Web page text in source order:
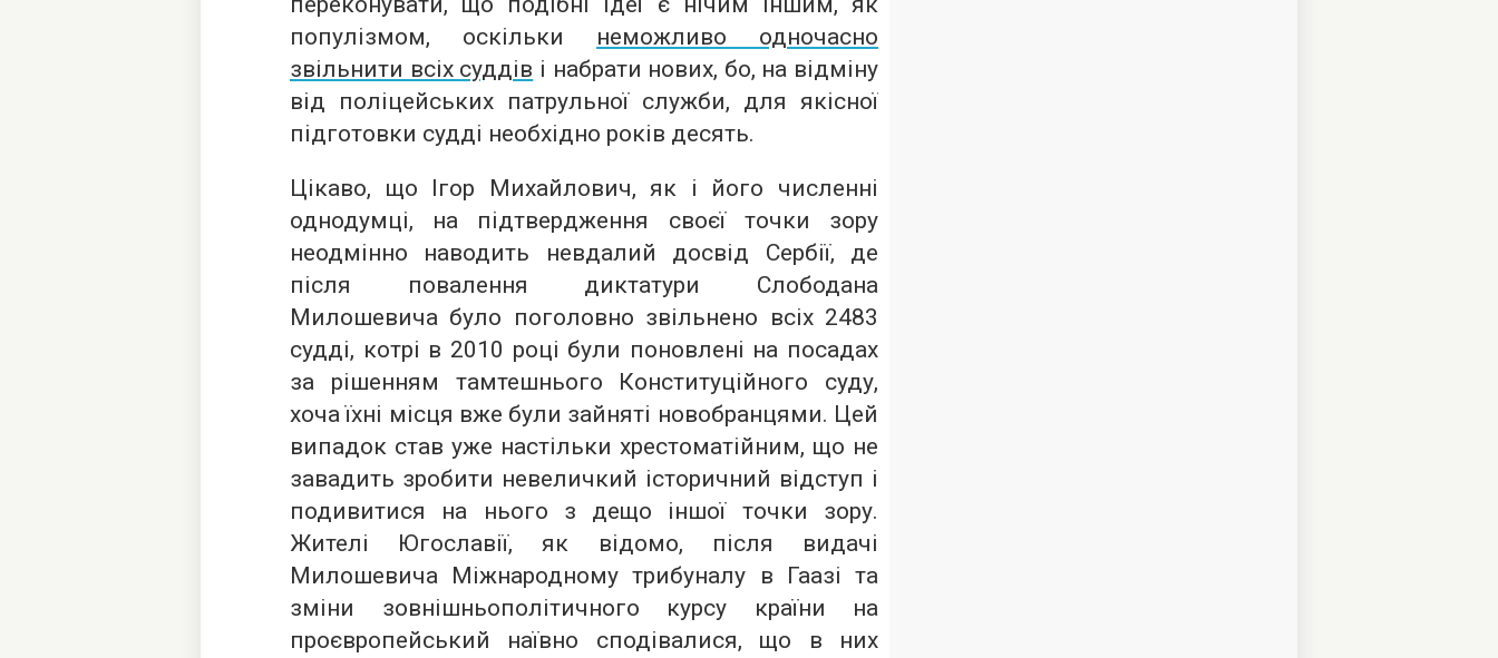
популізмом, оскільки неможливо одночасно
звільнити всіх суддів і набрати нових, бо, на відміну
від поліцейських патрульної служби, для якісної
підготовки судді необхідно років десять.
Цікаво, що Ігор Михайлович, як і його численні
однодумці, на підтвердження своєї точки зору
неодмінно наводить невдалий досвід Сербії, де
після повалення диктатури Слободана
Милошевича було поголовно звільнено всіх 2483
судді, котрі в 2010 році були поновлені на посадах
за рішенням тамтешнього Конституційного суду,
хоча їхні місця вже були зайняті новобранцями. Цей
випадок став уже настільки хрестоматійним, що не
завадить зробити невеличкий історичний відступ і
подивитися на нього з дещо іншої точки зору.
Жителі Югославії, як відомо, після видачі
Милошевича Міжнародному трибуналу в Гаазі та
зміни зовнішньополітичного курсу країни на
проєвропейський наївно сподівалися, що в них